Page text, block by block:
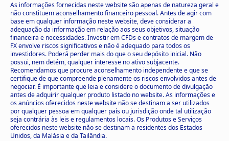
As informações fornecidas neste website são apenas de natureza geral e
não constituem aconselhamento financeiro pessoal. Antes de agir com
base em qualquer informação neste website, deve considerar a
adequação da informação em relação aos seus objetivos, situação
financeira e necessidades. Investir em CFDs e contratos de margem de
FX envolve riscos significativos e não é adequado para todos os
investidores. Poderá perder mais do que o seu depósito inicial. Não
possui, nem detém, qualquer interesse no ativo subjacente.
Recomendamos que procure aconselhamento independente e que se
certifique de que compreende plenamente os riscos envolvidos antes de
negociar. É importante que leia e considere o documento de divulgação
antes de adquirir qualquer produto listado no website. As informações e
os anúncios oferecidos neste website não se destinam a ser utilizados
por qualquer pessoa em qualquer país ou jurisdição onde tal utilização
seja contrária às leis e regulamentos locais. Os Produtos e Serviços
oferecidos neste website não se destinam a residentes dos Estados
Unidos, da Malásia e da Tailândia.